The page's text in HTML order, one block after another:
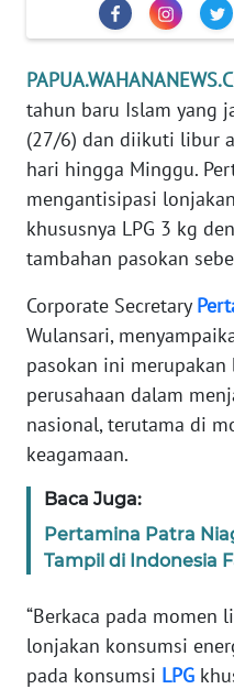
tahun baru Islam yang
(27/6) dan diikuti libur
hari hingga Minggu.
mengantisipasi
khususnya LPG 3 kg
tambahan pasokan
Corporate Secretary
Wulansari,
pasokan ini
perusahaan dalam
nasional, terutama di
keagamaan.
Baca Juga:
Pertamina Patra
Tampil di Indonesia
“Berkaca pada momen
lonjakan konsumsi
pada konsumsi LPG
TENTANG
KAMI
PEDOMAN
MEDIA
SIBER
REDAKSI
KARIR
DISCLAIMER
WN
WN
JAKARTA